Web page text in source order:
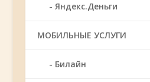
Яндекс.Деньги
МОБИЛЬНЫЕ УСЛУГИ
Билайн